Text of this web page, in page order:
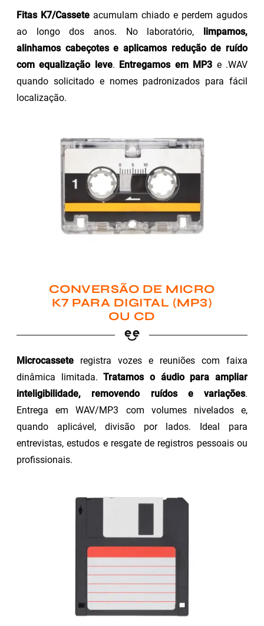
Fitas K7/Cassete acumulam chiado e perdem agudos
ao longo dos anos. No laboratório, limpamos,
alinhamos cabeçotes e aplicamos redução de ruído
com equalização leve. Entregamos em MP3 e .WAV
quando solicitado e nomes padronizados para fácil
localização.
CONVERSÃO DE MICRO
K7 PARA DIGITAL (MP3)
OU CD
Microcassete registra vozes e reuniões com faixa
dinâmica limitada.Tratamos o áudio para ampliar
inteligibilidade, removendo ruídos e variações.
Entrega em WAV/MP3 com volumes nivelados e,
quando aplicável, divisão por lados. Ideal para
entrevistas, estudos e resgate de registros pessoais ou
profissionais.